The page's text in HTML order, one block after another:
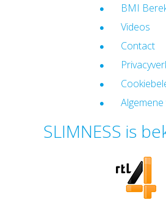
BMI
Videos
Contact
SLIMNESS is